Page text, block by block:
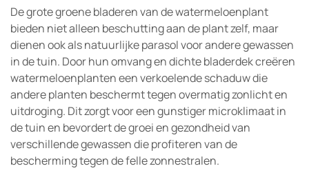
De grote groene bladeren van de watermeloenplant
bieden niet alleen beschutting aan de plant zelf, maar
dienen ook als natuurlijke parasol voor andere gewassen
in de tuin. Door hun omvang en dichte bladerdek creëren
watermeloenplanten een verkoelende schaduw die
andere planten beschermt tegen overmatig zonlicht en
uitdroging. Dit zorgt voor een gunstiger microklimaat in
de tuin en bevordert de groei en gezondheid van
verschillende gewassen die profiteren van de
bescherming tegen de felle zonnestralen.